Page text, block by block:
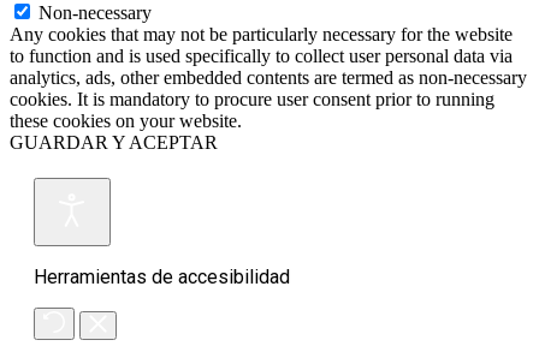
Non-necessary
Any cookies that may not be particularly necessary for the website
to function and is used specifically to collect user personal data via
analytics, ads, other embedded contents are termed as non-necessary
cookies. It is mandatory to procure user consent prior to running
these cookies on your website.
GUARDAR Y ACEPTAR
Herramientas de accesibilidad